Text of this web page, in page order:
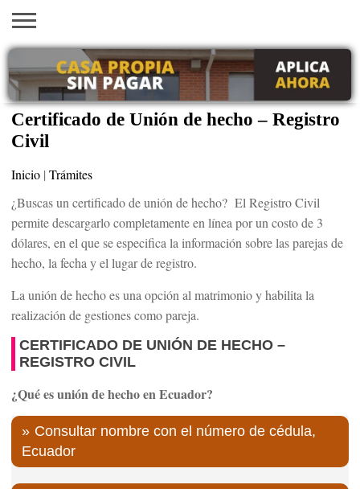
INICIO
AYUDAS
ECONÓMICAS
VACANTES
EN EEUU
SACA
TU
VISA
EMPLEOS
TRÁMITES
PRÉSTAMOS
CURSOS
HOGAR
BELLEZA
Certificado de Unión de hecho – Registro
Civil
Inicio | Trámites
¿Buscas un certificado de unión de hecho? El Registro Civil
permite descargarlo completamente en línea por un costo de 3
dólares, en el que se especifica la información sobre las parejas de
hecho, la fecha y el lugar de registro.
La unión de hecho es una opción al matrimonio y habilita la
realización de gestiones como pareja.
CERTIFICADO DE UNIÓN DE HECHO –
REGISTRO CIVIL
¿Qué es unión de hecho en Ecuador?
Consultar nombre con el número de cédula,
Ecuador